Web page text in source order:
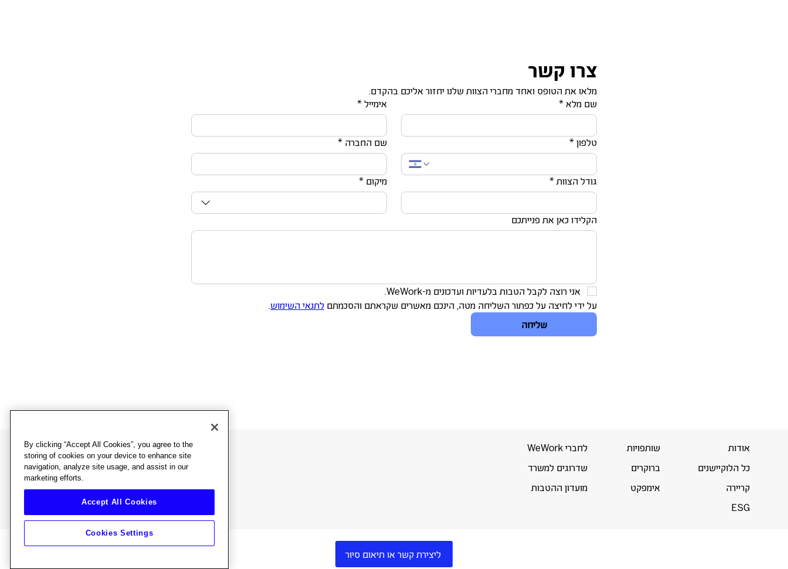
צרו קשר
מלאו את הטופס ואחד מחברי הצוות שלנו יחזור אליכם בהקדם.
שם מלא * אימייל *
טלפון * שם החברה *
גודל הצוות * מיקום *
הקלידו כאן את פנייתכם
אני רוצה לקבל הטבות בלעדיות ועדכונים מ-WeWork.
על ידי לחיצה על כפתור השליחה מטה, הינכם מאשרים שקראתם והסכמתם לתנאי השימוש.
שליחה
אודות
כל הלוקיישנים
קריירה
ESG
שותפויות
ברוקרים
אימפקט
לחברי WeWork
שדרוגים למשרד
מועדון ההטבות
*3053
English עברית|
ליצירת קשר או תיאום סיור
By clicking “Accept All Cookies”, you agree to the
storing of cookies on your device to enhance site
navigation, analyze site usage, and assist in our
marketing efforts.
Accept All Cookies
Cookies Settings